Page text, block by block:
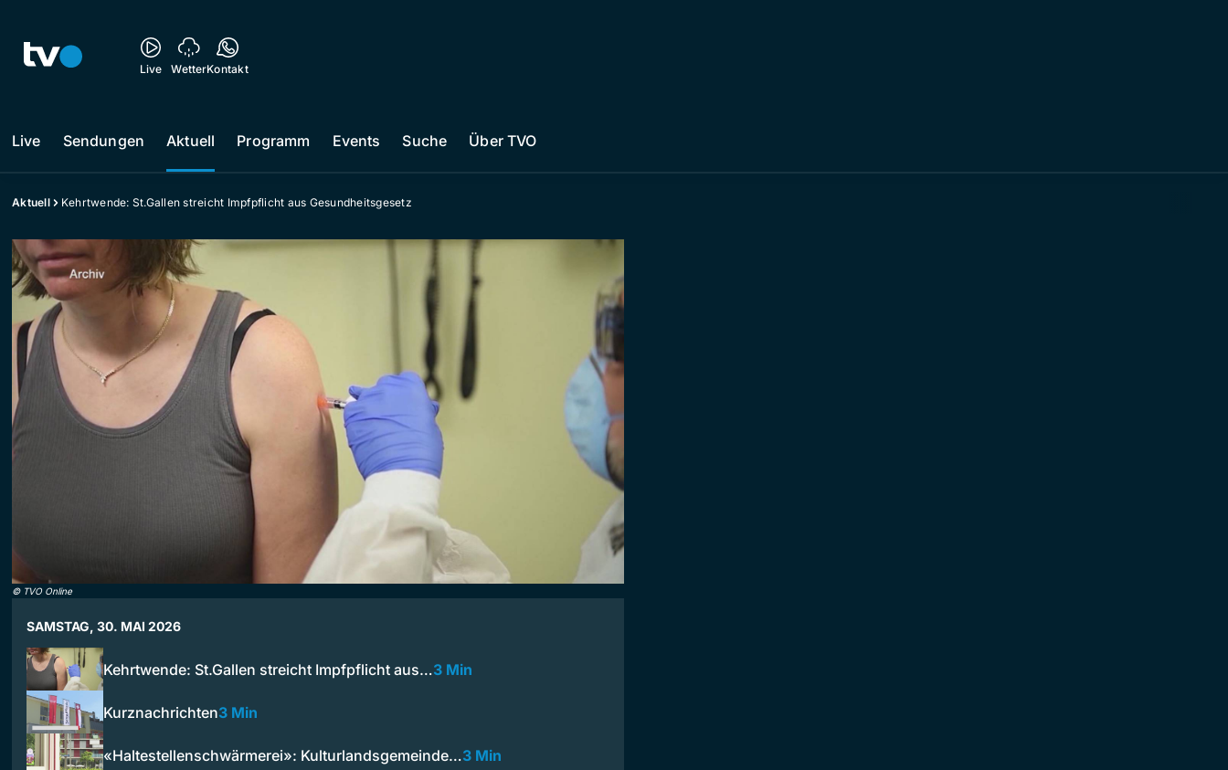
Live WetterKontakt
Live Sendungen Aktuell Programm Events Suche Über TVO
Aktuell Kehrtwende: St.Gallen streicht Impfpflicht aus Gesundheitsgesetz
© TVO Online
SAMSTAG, 30. MAI 2026
Kehrtwende: St.Gallen streicht Impfpflicht aus…3 Min
Kurznachrichten3 Min
«Haltestellenschwärmerei»: Kulturlandsgemeinde…3 Min